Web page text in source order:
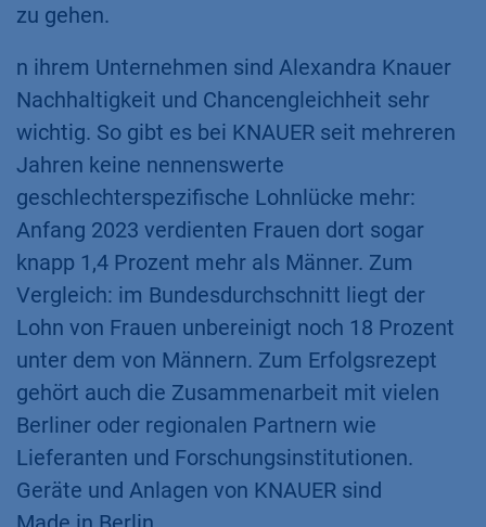
zu gehen.
n ihrem Unternehmen sind Alexandra Knauer
Nachhaltigkeit und Chancengleichheit sehr
wichtig. So gibt es bei KNAUER seit mehreren
Jahren keine nennenswerte
geschlechterspezifische Lohnlücke mehr:
Anfang 2023 verdienten Frauen dort sogar
knapp 1,4 Prozent mehr als Männer. Zum
Vergleich: im Bundesdurchschnitt liegt der
Lohn von Frauen unbereinigt noch 18 Prozent
unter dem von Männern. Zum Erfolgsrezept
gehört auch die Zusammenarbeit mit vielen
Berliner oder regionalen Partnern wie
Lieferanten und Forschungsinstitutionen.
Geräte und Anlagen von KNAUER sind